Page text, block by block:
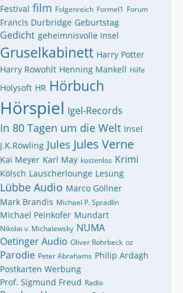
Festival film Folgenreich Formel1 Forum
Francis Durbridge Geburtstag
Gedicht geheimnisvolle Insel
Gruselkabinett Harry Potter
Harry Rowohlt Henning Mankell Hilfe
Holysoft HR Hörbuch
Hörspiel Igel-Records
In 80 Tagen um die Welt Insel
J.K.Rowling Jules Jules Verne
Kai Meyer Karl May kostenlos Krimi
Kölsch Lauscherlounge Lesung
Lübbe Audio Marco Göllner
Mark Brandis Michael P. Spradlin
Michael Peinkofer Mundart
Nikolai v. Michalewsky NUMA
Oetinger Audio Oliver Rohrbeck oz
Parodie Peter Abrahams Philip Ardagh
Postkarten Werbung
Prof. Sigmund Freud Radio